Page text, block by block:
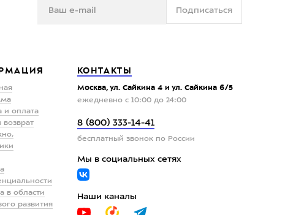
Подписаться
и оплата
в области
развития
КОНТАКТЫ
Москва, ул. Сайкина 4 и ул. Сайкина 6/5
ежедневно с 10:00 до 24:00
8 (800) 333-14-41
бесплатный звонок по России
Мы в социальных сетях
Наши каналы